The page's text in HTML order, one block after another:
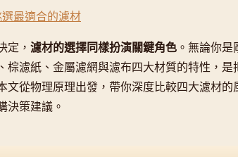
最適合的濾材
定， 濾材的選擇同樣扮演關鍵角色 。無論你
棕濾紙、金屬濾網與濾布四大材質的特性，是
文從物理原理出發，帶你深度比較四大濾材
決策建議。